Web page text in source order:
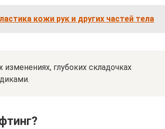
кожи рук и других частей тела
глубоких складочках